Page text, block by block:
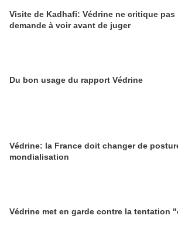
Visite de Kadhafi: Védrine ne critique
demande à voir avant de juger
Du bon usage du rapport Védrine
Védrine: la France doit changer de
mondialisation
Védrine met en garde contre la tentation